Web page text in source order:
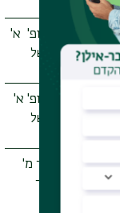
1142
פרופ' א'
אשל
פרופ' א'
אשל
16-
ד"ר מ'
יגור